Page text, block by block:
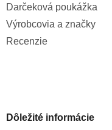
Darčeková poukážka
Výrobcovia a značky
Recenzie
Dôležité informácie